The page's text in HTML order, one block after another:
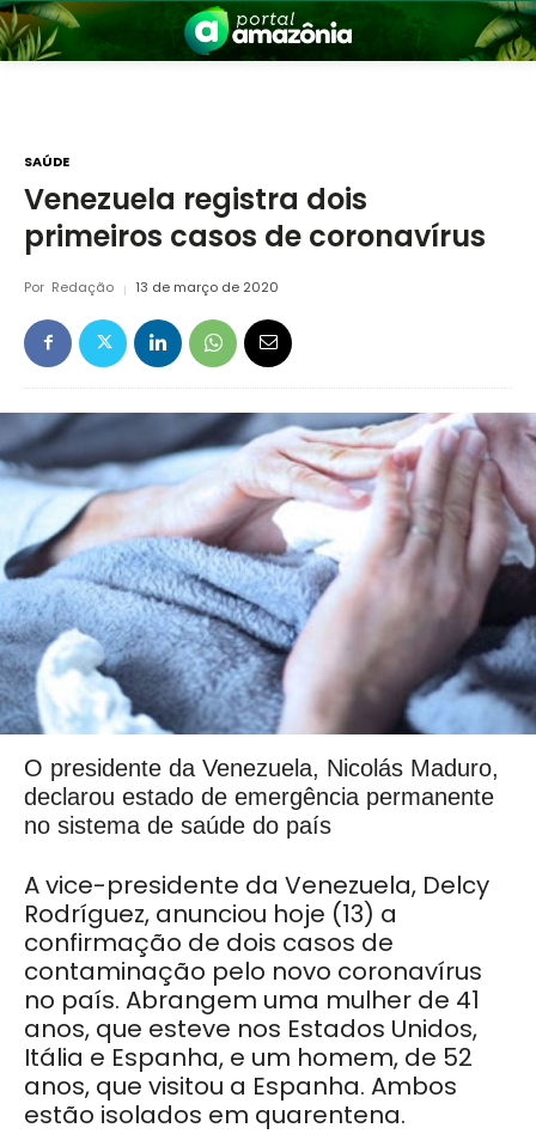
Amazônia
SAÚDE
Venezuela registra dois
primeiros casos de coronavírus
Por Redação 13 de março de 2020
O presidente da Venezuela, Nicolás Maduro,
declarou estado de emergência permanente
no sistema de saúde do país
A vice-presidente da Venezuela, Delcy
Rodríguez, anunciou hoje (13) a
confirmação de dois casos de
contaminação pelo novo coronavírus
no país. Abrangem uma mulher de 41
anos, que esteve nos Estados Unidos,
Itália e Espanha, e um homem, de 52
anos, que visitou a Espanha. Ambos
estão isolados em quarentena.